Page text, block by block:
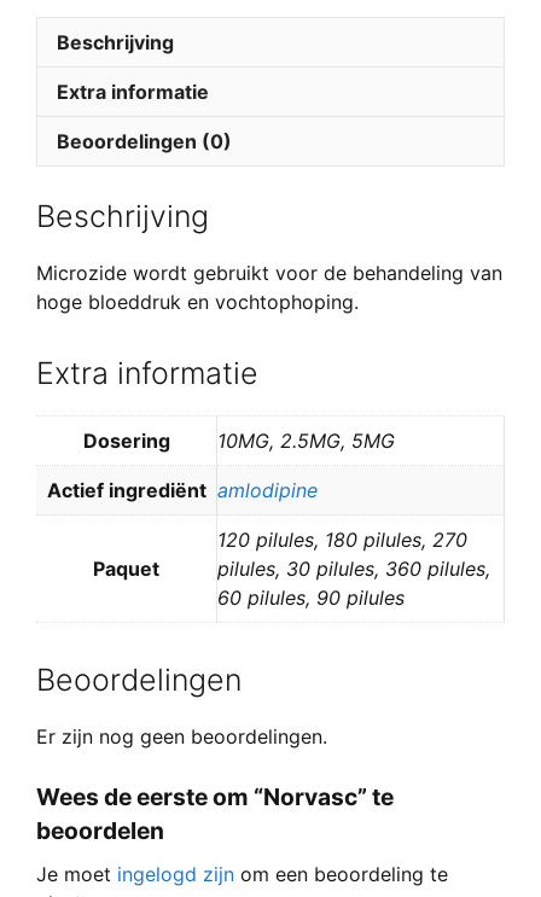
Beschrijving
Extra informatie
Beoordelingen (0)
Beschrijving
Microzide wordt gebruikt voor de behandeling van
hoge bloeddruk en vochtophoping.
Extra informatie
Dosering 10MG, 2.5MG, 5MG
Actief ingrediënt amlodipine
Paquet
120 pilules, 180 pilules, 270
pilules, 30 pilules, 360 pilules,
60 pilules, 90 pilules
Beoordelingen
Er zijn nog geen beoordelingen.
Wees de eerste om “Norvasc” te
beoordelen
Je moet ingelogd zijn om een beoordeling te